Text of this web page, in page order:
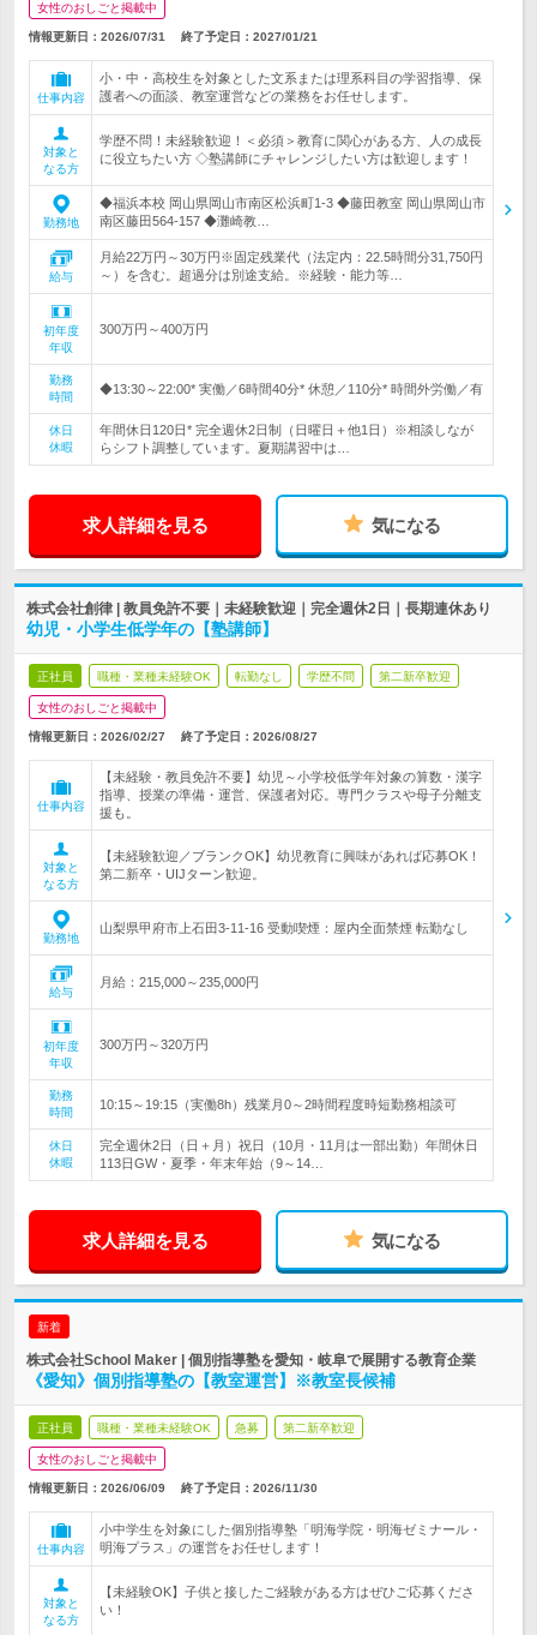
女性のおしごと掲載中
情報更新日：2026/07/31 終了予定日： 2027/01/21
仕事内容
小・中・高校生を対象とした文系または理系科目の学習指導、保
護者への面談、教室運営などの業務をお任せします。
対象と
なる方
学歴不問！未経験歓迎！＜必須＞教育に関心がある方、人の成長
に役立ちたい方 ◇塾講師にチャレンジしたい方は歓迎します！
勤務地
◆福浜本校 岡山県岡山市南区松浜町1-3 ◆藤田教室 岡山県岡山市
南区藤田564-157 ◆灘崎教…
給与
月給22万円～30万円※固定残業代（法定内：22.5時間分31,750円
～）を含む。超過分は別途支給。※経験・能力等…
初年度
年収
300万円～400万円
勤務
時間
◆13:30～22:00* 実働／6時間40分* 休憩／110分* 時間外労働／有
休日
休暇
年間休日120日* 完全週休2日制（日曜日＋他1日）※相談しなが
らシフト調整しています。夏期講習中は…
求人詳細を見る 気になる
株式会社創律 | 教員免許不要｜未経験歓迎｜完全週休2日｜長期連休あり
幼児・小学生低学年の【塾講師】
正社員 職種・業種未経験OK 転勤なし 学歴不問 第二新卒歓迎
女性のおしごと掲載中
情報更新日：2026/02/27 終了予定日： 2026/08/27
仕事内容
【未経験・教員免許不要】幼児～小学校低学年対象の算数・漢字
指導、授業の準備・運営、保護者対応。専門クラスや母子分離支
援も。
対象と
なる方
【未経験歓迎／ブランクOK】幼児教育に興味があれば応募OK！
第二新卒・UIJターン歓迎。
勤務地
山梨県甲府市上石田3-11-16 受動喫煙：屋内全面禁煙 転勤なし
給与
月給：215,000～235,000円
初年度
年収
300万円～320万円
勤務
時間
10:15～19:15（実働8h）残業月0～2時間程度時短勤務相談可
休日
休暇
完全週休2日（日＋月）祝日（10月・11月は一部出勤）年間休日
113日GW・夏季・年末年始（9～14…
求人詳細を見る 気になる
新着
株式会社School Maker | 個別指導塾を愛知・岐阜で展開する教育企業
《愛知》個別指導塾の【教室運営】※教室長候補
正社員 職種・業種未経験OK 急募 第二新卒歓迎
女性のおしごと掲載中
情報更新日：2026/06/09 終了予定日： 2026/11/30
仕事内容
小中学生を対象にした個別指導塾「明海学院・明海ゼミナール・
明海プラス」の運営をお任せします！
対象と
なる方
【未経験OK】子供と接したご経験がある方はぜひご応募くださ
い！